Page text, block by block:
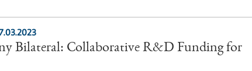
Bilateral: Collaborative R&D Funding for